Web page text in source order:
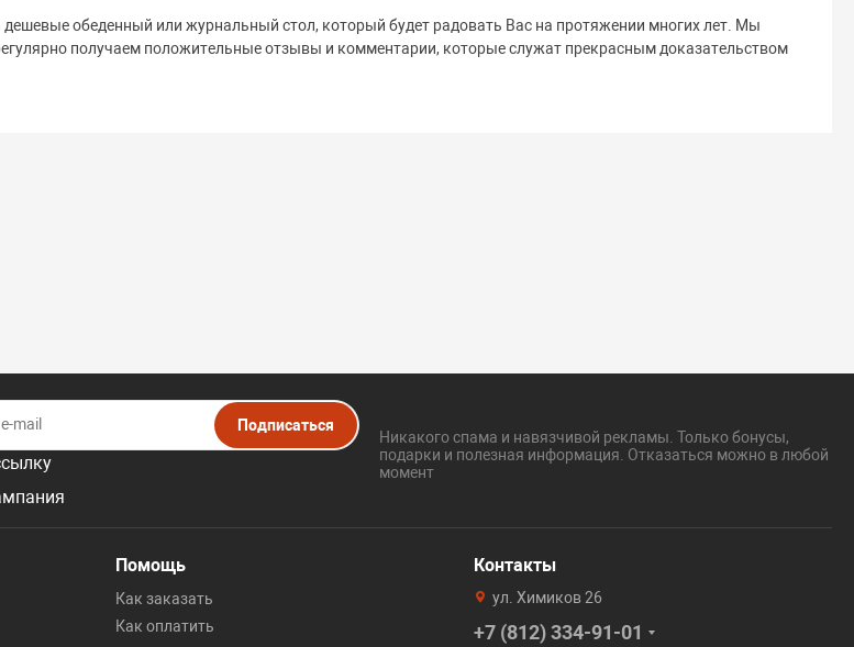
обеденный или журнальный стол, который будет радовать Вас на протяжении многих лет. Мы
получаем положительные отзывы и комментарии, которые служат прекрасным доказательством
Подписаться
Никакого спама и навязчивой рекламы. Только бонусы,
подарки и полезная информация. Отказаться можно в любой
момент
Помощь
Как заказать
Как оплатить
Контакты
ул. Химиков 26
+7 (812) 334-91-01